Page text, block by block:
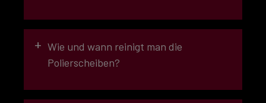
+ Wie und wann reinigt man die
Polierscheiben?